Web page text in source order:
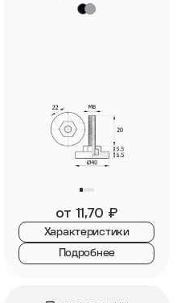
от 11,70 ₽
Характеристики
Подробнее